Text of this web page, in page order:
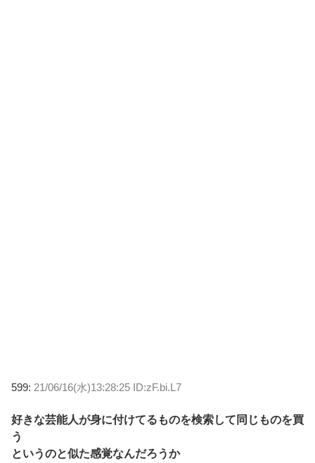
599: 21/06/16(水)13:28:25 ID:zF.bi.L7
好きな芸能人が身に付けてるものを検索して同じものを買
う
というのと似た感覚なんだろうか